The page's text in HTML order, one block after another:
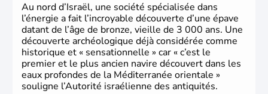
Au nord d’Israël, une société spécialisée dans
l’énergie a fait l’incroyable découverte d’une épave
datant de l’âge de bronze, vieille de 3 000 ans. Une
découverte archéologique déjà considérée comme
historique et « sensationnelle » car « c’est le
premier et le plus ancien navire découvert dans les
eaux profondes de la Méditerranée orientale »
souligne l’Autorité israélienne des antiquités.